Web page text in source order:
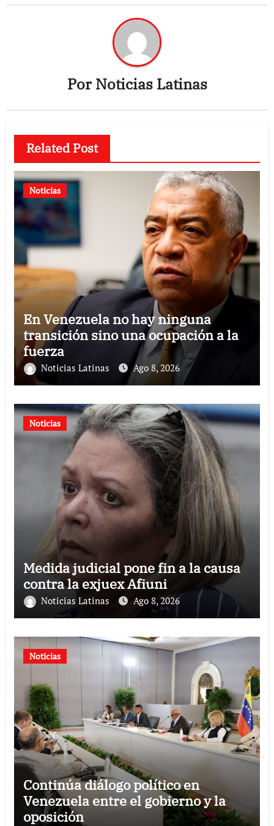
PorNoticias Latinas
Related Post
Noticias
En Venezuela no hay ninguna
transición sino una ocupación a la
fuerza
Noticias Latinas Ago 8, 2026
Noticias
Medida judicial pone fin a la causa
contra la exjuex Afiuni
Noticias Latinas Ago 8, 2026
Noticias
Continúa diálogo político en
Venezuela entre el gobierno y la
oposición